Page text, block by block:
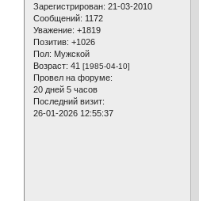
Зарегистрирован: 21-03-2010
Сообщений: 1172
Уважение: +1819
Позитив: +1026
Пол: Мужской
Возраст: 41 [1985-04-10]
Провел на форуме:
20 дней 5 часов
Последний визит:
26-01-2026 12:55:37